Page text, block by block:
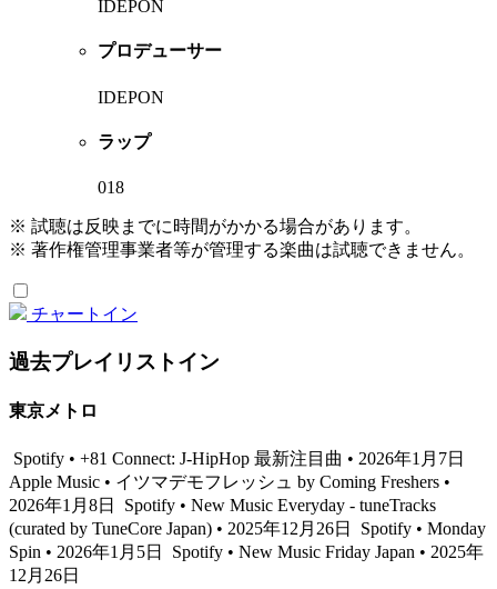
IDEPON
プロデューサー
IDEPON
ラップ
018
※ 試聴は反映までに時間がかかる場合があります。
※ 著作権管理事業者等が管理する楽曲は試聴できません。
チャートイン
過去プレイリストイン
東京メトロ
Spotify • +81 Connect: J-HipHop 最新注目曲 • 2026年1月7日
Apple Music • イツマデモフレッシュ by Coming Freshers •
2026年1月8日
Spotify • New Music Everyday - tuneTracks
(curated by TuneCore Japan) • 2025年12月26日
Spotify • Monday
Spin • 2026年1月5日
Spotify • New Music Friday Japan • 2025年
12月26日